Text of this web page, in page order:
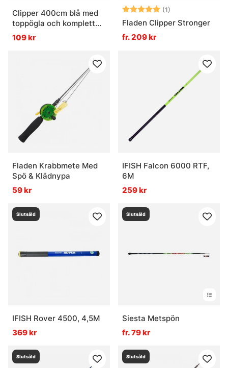
Clipper 400cm blå med
toppögla och komplett
metrev 40mm
109 kr
Betyg: (1)
Fladen Clipper Stronger
fr. 209 kr
Fladen Krabbmete Med
Spö & Klädnypa
59 kr
IFISH Falcon 6000 RTF,
6M
259 kr
Slutsåld
IFISH Rover 4500, 4,5M
369 kr
Slutsåld
Siesta Metspön
fr. 79 kr
Slutsåld Slutsåld